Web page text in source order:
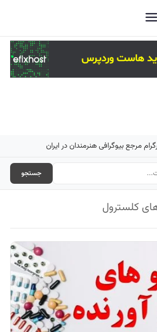
مرجع بیوگرافی هنرمندان در ایران
جستجو
کلسترول